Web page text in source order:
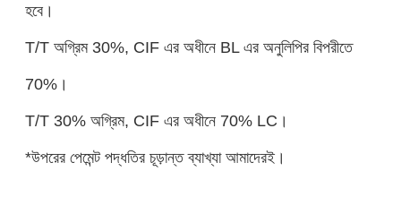
হবে।
T/T অগ্রিম 30%, CIF এর অধীনে BL এর অনুলিপির বিপরীতে
70%।
T/T 30% অগ্রিম, CIF এর অধীনে 70% LC।
*উপরের পেমেন্ট পদ্ধতির চূড়ান্ত ব্যাখ্যা আমাদেরই।